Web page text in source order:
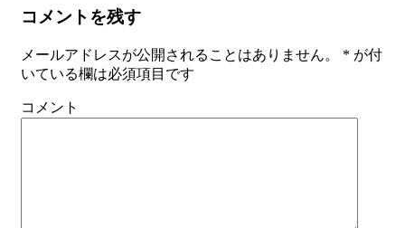
コメントを残す
メールアドレスが公開されることはありません。 * が付
いている欄は必須項目です
コメント